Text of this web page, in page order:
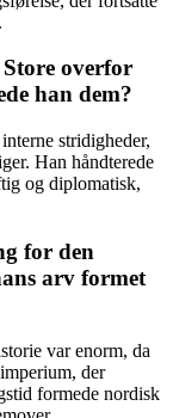
overfor
han dem?
stridigheder,
Han håndterede
og diplomatisk,
for den
arv formet
var enorm, da
der
formede nordisk